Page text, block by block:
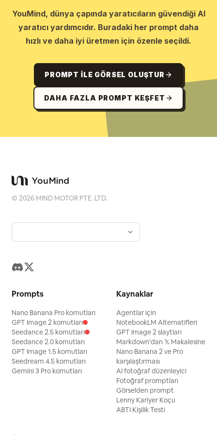
YouMind, dünya çapında yaratıcıların güvendiği AI
yaratıcı yardımcıdır. Buradaki her prompt daha
hızlı ve daha iyi üretmen için özenle seçildi.
PROMPT ILE GÖRSEL OLUŞTUR
DAHA FAZLA PROMPT KEŞFET
©2026 MIND MOTOR PTE. LTD.
Prompts
Nano Banana Pro komutları
GPT Image 2 komutları
Seedance 2.5 komutları
Seedance 2.0 komutları
GPT Image 1.5 komutları
Seedream 4.5 komutları
Gemini 3 Pro komutları
Kaynaklar
Agentlar için
NotebookLM Alternatifleri
GPT Image 2 slaytları
Markdown'dan 𝕏 Makalesine
Nano Banana 2 ve Pro
karşılaştırması
AI fotoğraf düzenleyici
Fotoğraf promptları
Görselden prompt
Lenny Kariyer Koçu
ABTI Kişilik Testi